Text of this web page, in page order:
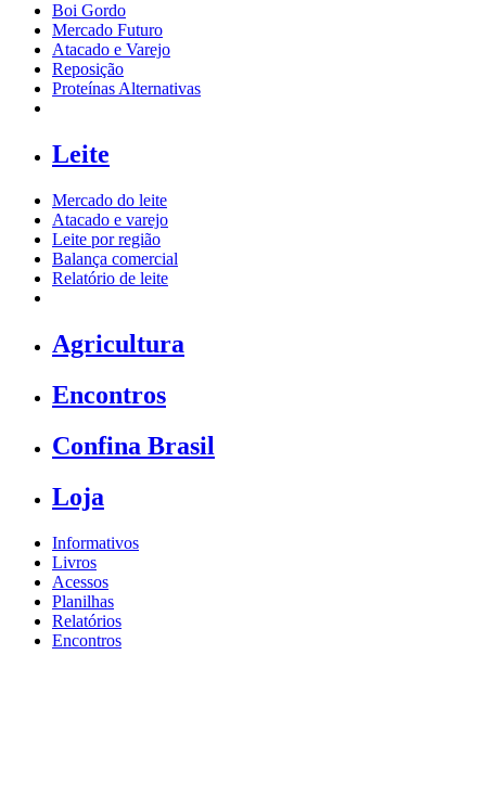
Boi Gordo
Mercado Futuro
Atacado e Varejo
Reposição
Proteínas Alternativas
Leite
Mercado do leite
Atacado e varejo
Leite por região
Balança comercial
Relatório de leite
Agricultura
Encontros
Confina Brasil
Loja
Informativos
Livros
Acessos
Planilhas
Relatórios
Encontros